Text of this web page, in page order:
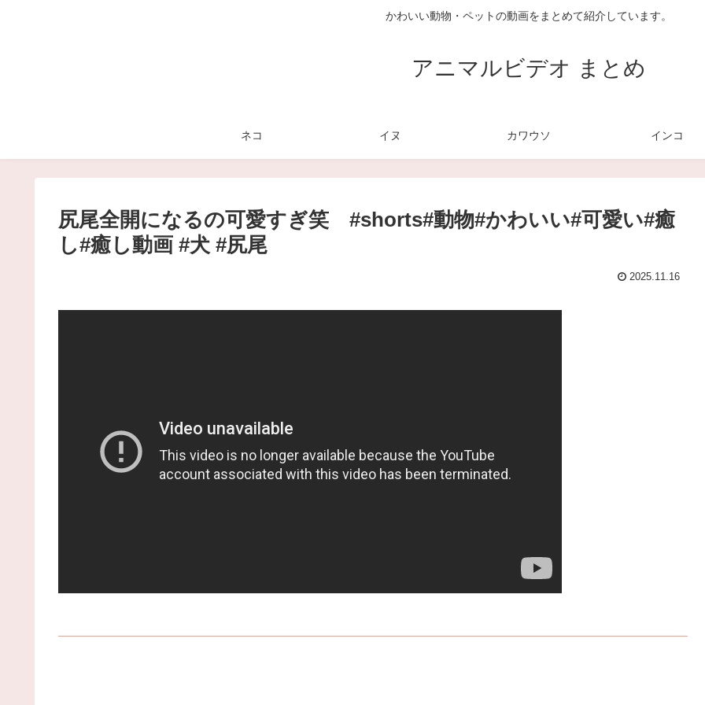
かわいい動物・ペットの動画をまとめて紹介しています。
アニマルビデオ まとめ
ネコ イヌ カワウソ インコ
尻尾全開になるの可愛すぎ笑 #shorts#動物#かわいい#可愛い#癒
し#癒し動画 #犬 #尻尾
2025.11.16